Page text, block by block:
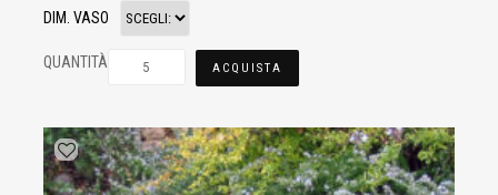
DIM. VASO
QUANTITÀ ACQUISTA